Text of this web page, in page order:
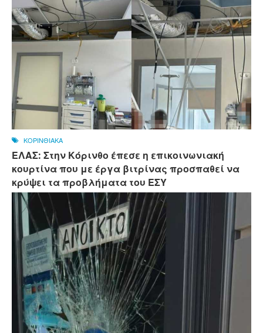
ΚΟΡΙΝΘΙΑΚΑ
ΕΛΑΣ: Στην Κόρινθο έπεσε η επικοινωνιακή
κουρτίνα που με έργα βιτρίνας προσπαθεί να
κρύψει τα προβλήματα του ΕΣΥ